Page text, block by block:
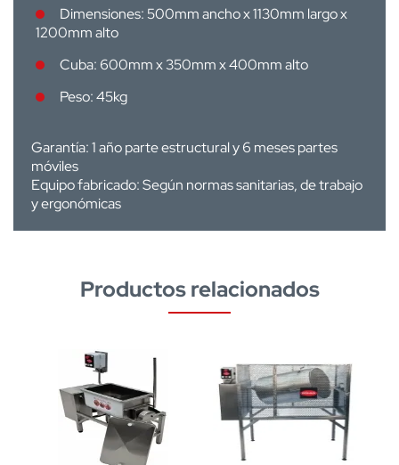
Dimensiones: 500mm ancho x 1130mm largo x
1200mm alto
Cuba: 600mm x 350mm x 400mm alto
Peso: 45kg
Garantía: 1 año parte estructural y 6 meses partes
móviles
Equipo fabricado: Según normas sanitarias, de trabajo
y ergonómicas
Productos relacionados